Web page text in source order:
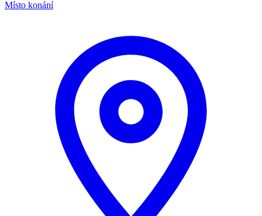
Místo konání